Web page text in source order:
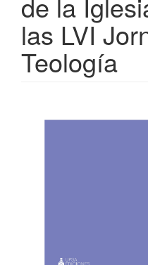
las LVI
Teología
lateral